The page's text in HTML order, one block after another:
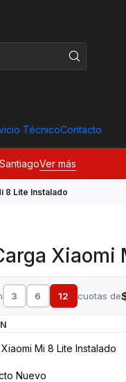
TécnicoContacto
Ver más
8 Lite Instalado
Xiaomi
3 6 12 cuotas de
Mi 8 Lite Instalado
Nuevo